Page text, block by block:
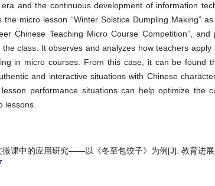
and the continuous development of information
micro lesson “Winter Solstice Dumpling Making”
Chinese Teaching Micro Course Competition”,
the class. It observes and analyzes how teachers
in micro courses. From this case, it can be found
and interactive situations with Chinese
performance situations can help optimize the
lessons.
微课中的应用研究——以《冬至包饺子》为例[J]. 教育进